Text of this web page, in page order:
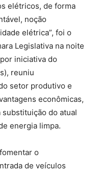
elétricos, de forma
noção
elétrica”, foi o
Legislativa na noite
iniciativa do
reuniu
setor produtivo e
econômicas,
do atual
energia limpa.
o
de veículos